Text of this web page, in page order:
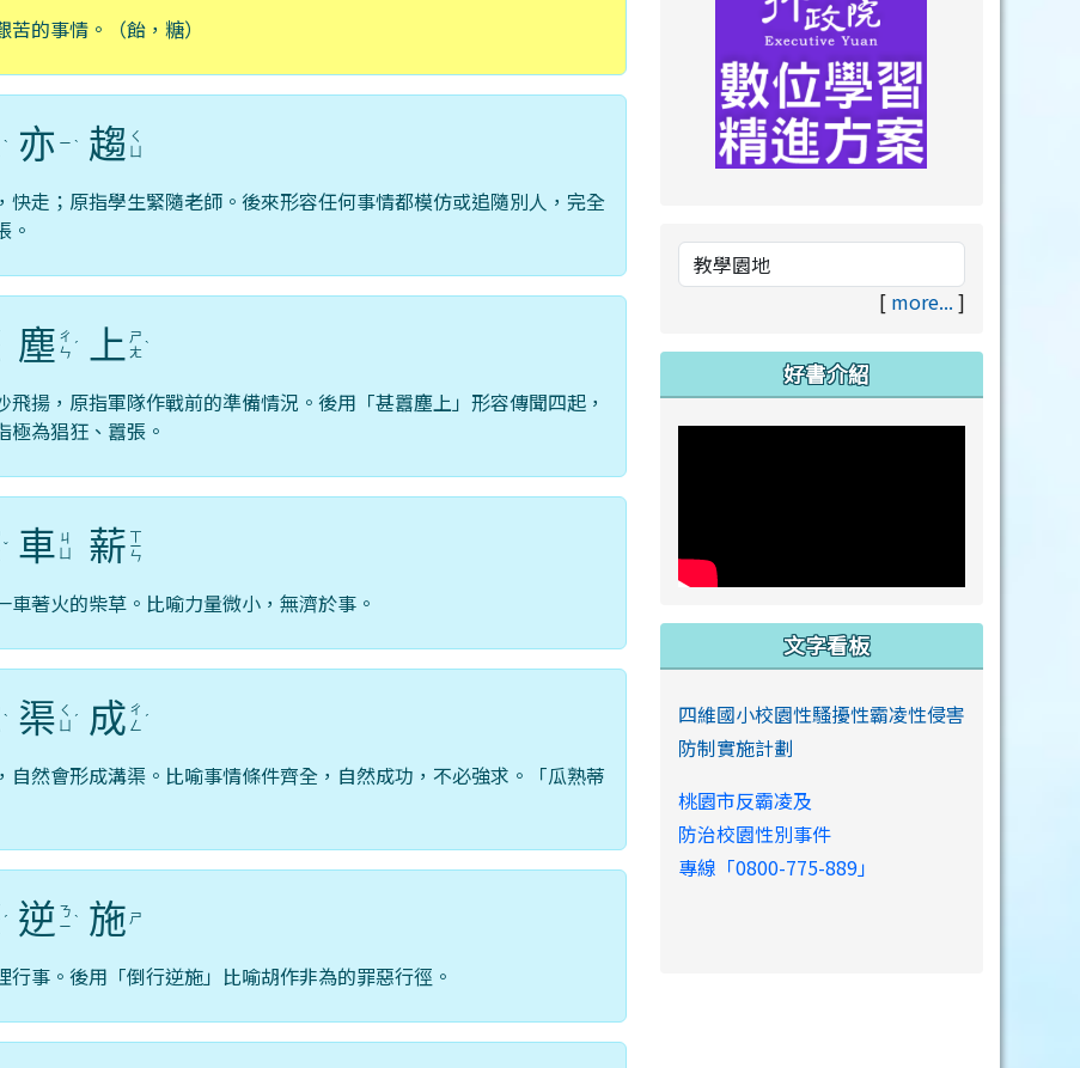
的事情。（飴，糖）
ˋ 亦 ㄧ ˋ 趨 ㄑ
快走；原指學生緊隨老師。後來形容任何事情都模仿或追隨別人，完全
。
塵 ㄔ
ㄣ ˊ 上 ㄕ
ㄤ ˋ
飛揚，原指軍隊作戰前的準備情況。後用「甚囂塵上」形容傳聞四起，
極為猖狂、囂張。
ˇ 車 ㄐ
薪 ㄒ
ㄧ
ㄣ
車著火的柴草。比喻力量微小，無濟於事。
ˋ 渠 ㄑ
ˊ 成 ㄔ
ㄥ ˊ
自然會形成溝渠。比喻事情條件齊全，自然成功，不必強求。「瓜熟蒂
ˊ 逆 ㄋ
ㄧ ˋ 施 ㄕ
行事。後用「倒行逆施」比喻胡作非為的罪惡行徑。
[ more... ]
好書介紹
文字看板
四維國小校園性騷擾性霸凌性侵害
防制實施計劃
桃園市反霸凌及
防治校園性別事件
專線「0800-775-889」